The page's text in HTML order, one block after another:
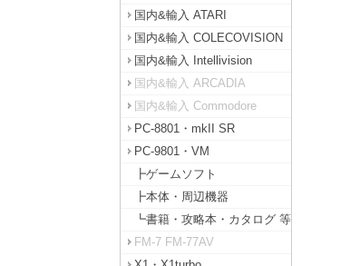
国内&輸入 ATARI
国内&輸入 COLECOVISION
国内&輸入 Intellivision
国内&輸入 ARCADIA
国内&輸入 Commodore
PC-8801・mkII SR
PC-9801・VM
┣ゲームソフト
┣本体・周辺機器
┗書籍・攻略本・カタログ 等
FM-7 FM-77AV